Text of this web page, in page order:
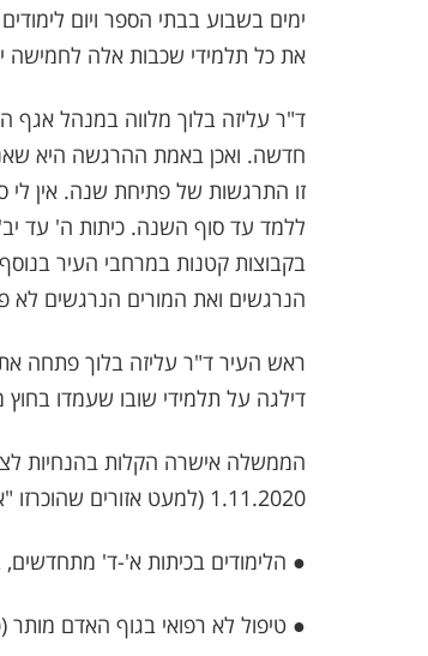
ימים בשבוע בבתי הספר ויום
את כל תלמידי שכבות אלה לחמישה
ד"ר עליזה בלוך מלווה במנהל אגף
חדשה. ואכן באמת ההרגשה היא
זו התרגשות של פתיחת שנה. אין לי
ללמד עד סוף השנה. כיתות ה' עד
בקבוצות קטנות במרחבי העיר
הנרגשים ואת המורים הנרגשים לא
ראש העיר ד"ר עליזה בלוך פתחה את
דילגה על תלמידי שובו שעמדו
הממשלה אישרה הקלות בהנחיות
1.11.2020 (למעט אזורים שהוכרזו "אזורים מוגבלים"). במסגרת זו, המקומות הבאים חוזרים לפעילות:
● הלימודים בכיתות א'-ד' מתחדשים,
● טיפול לא רפואי בגוף האדם מותר